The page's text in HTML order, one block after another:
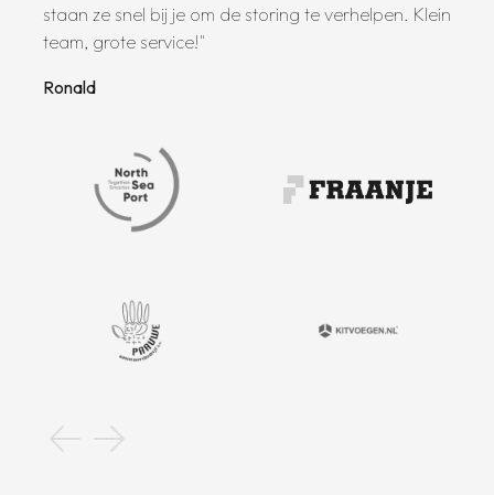
staan ze snel bij je om de storing te verhelpen. Klein
team, grote service!
Ronald